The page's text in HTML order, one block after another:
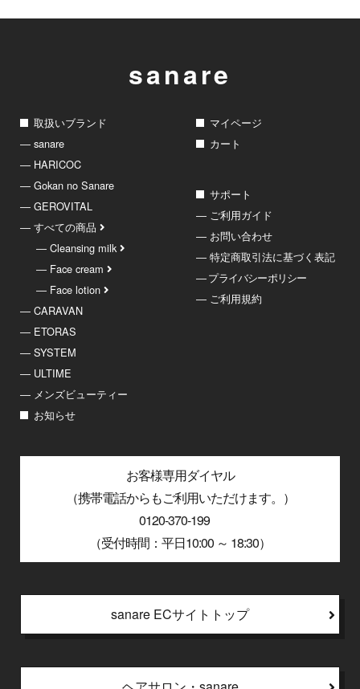
sanare
取扱いブランド
― sanare
― HARICOC
― Gokan no Sanare
― GEROVITAL
― すべての商品
― Cleansing milk
― Face cream
― Face lotion
― CARAVAN
― ETORAS
― SYSTEM
― ULTIME
― メンズビューティー
マイページ
カート
サポート
― ご利用ガイド
― お問い合わせ
― 特定商取引法に基づく表記
― プライバシーポリシー
― ご利用規約
お知らせ
お客様専用ダイヤル
（携帯電話からもご利用いただけます。）
0120-370-199
（受付時間：平日10:00 ～ 18:30）
sanare ECサイトトップ